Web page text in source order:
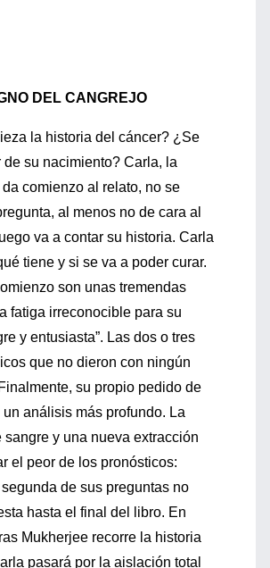
DEL CANGREJO
la historia del cáncer? ¿Se
de su nacimiento? Carla, la
comienzo al relato, no se
al menos no de cara al
va a contar su historia. Carla
tiene y si se va a poder curar.
son unas tremendas
fatiga irreconocible para su
y entusiasta”. Las dos o tres
que no dieron con ningún
su propio pedido de
análisis más profundo. La
sangre y una nueva extracción
el peor de los pronósticos:
de sus preguntas no
hasta el final del libro. En
Mukherjee recorre la historia
pasará por la aislación total